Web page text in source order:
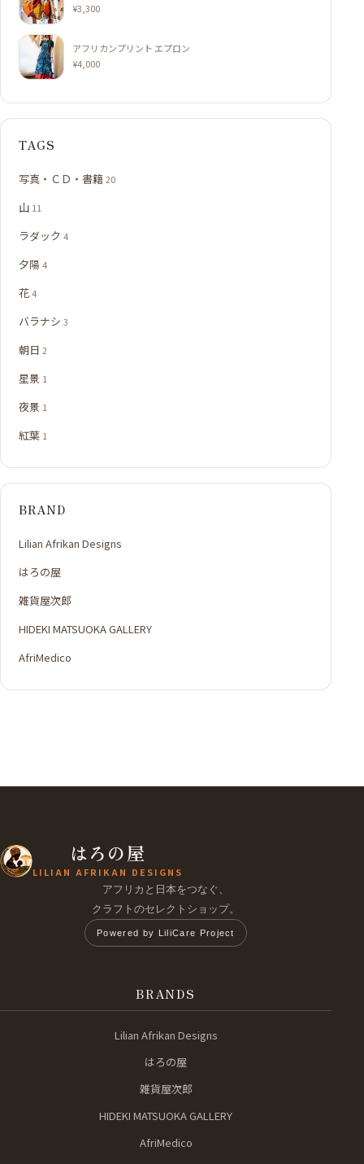
¥3,300
アフリカンプリント エプロン
¥4,000
TAGS
写真・ＣＤ・書籍20
山 11
ラダック 4
夕陽 4
花4
バラナシ 3
朝日 2
星景 1
夜景 1
紅葉 1
BRAND
Lilian Afrikan Designs
はろの屋
雑貨屋次郎
HIDEKI MATSUOKA GALLERY
AfriMedico
はろの屋
LILIAN AFRIKAN DESIGNS
アフリカと日本をつなぐ、
クラフトのセレクトショップ。
Powered by LiliCare Project
BRANDS
Lilian Afrikan Designs
はろの屋
雑貨屋次郎
HIDEKI MATSUOKA GALLERY
AfriMedico